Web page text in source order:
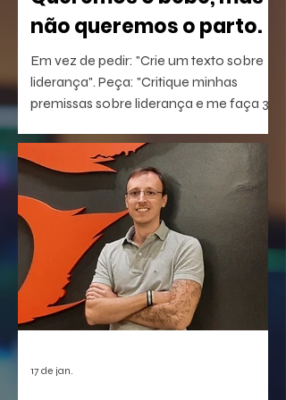
não queremos o parto.
Em vez de pedir: "Crie um texto sobre
liderança". Peça: "Critique minhas
premissas sobre liderança e me faça 3
conseguindo responder".
17 de jan.